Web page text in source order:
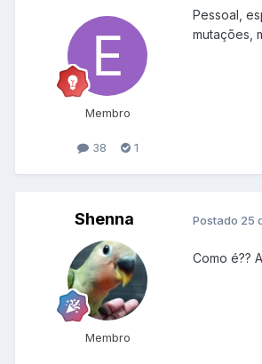
Membro
38 1
Pessoal,
mutações,
Shenna
Membro
Postado 25
Como é??